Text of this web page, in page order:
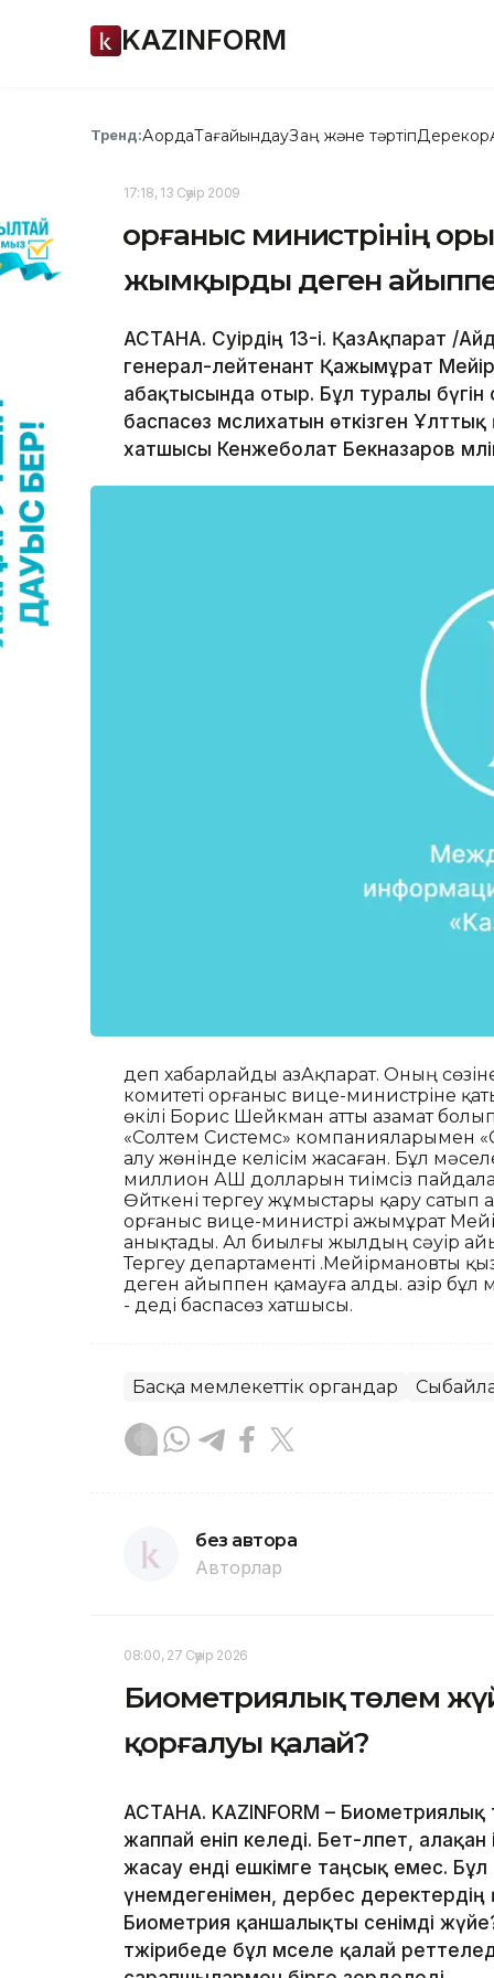
KAZINFORM
Тренд:АқордаТағайындауЗаң және тәртіпДерекқор
17:18, 13 Сәуір 2009
Қорғаныс министрінің
жымқырды деген
АСТАНА. Сәуірдің 13-і. ҚазАқпарат /
генерал-лейтенант Қажымұрат
абақтысында отыр. Бұл туралы
баспасөз мәслихатын өткізген
хатшысы Кенжеболат Бекназаров
деп хабарлайды ҚазАқпарат. Оның сөзіне
комитеті Қорғаныс вице-министріне
өкілі Борис Шейкман атты азамат
«Солтем Системс» компанияларымен
алу жөнінде келісім жасаған. Бұл
миллион АҚШ долларын тиімсіз
Өйткені тергеу жұмыстары қару сатып
Қорғаныс вице-министрі Қажымұрат
анықтады. Ал биылғы жылдың сәуір
Тергеу департаменті Қ.Мейірмановты
деген айыппен қамауға алды. Қазір
- деді баспасөз хатшысы.
Басқа мемлекеттік органдар
без автора
Авторлар
08:00, 27 Сәуір 2026
Биометриялық төлем
қорғалуы қалай?
АСТАНА. KAZINFORM – Биометриялық
жаппай еніп келеді. Бет-әлпет,
жасау енді ешкімге таңсық емес.
үнемдегенімен, дербес деректердің
Биометрия қаншалықты сенімді
тәжірибеде бұл мәселе қалай